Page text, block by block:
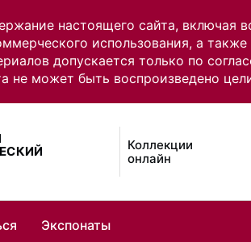
настоящего сайта, включая
использования, а
допускается только по
не может быть воспроизведено
Коллекции
онлайн
Экспонаты